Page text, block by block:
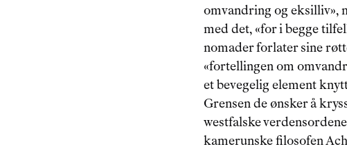
omvandring og eksilliv»,
med det, «for i begge
nomader forlater sine
«fortellingen om
et bevegelig element
Grensen de ønsker å
westfalske
kamerunske filosofen